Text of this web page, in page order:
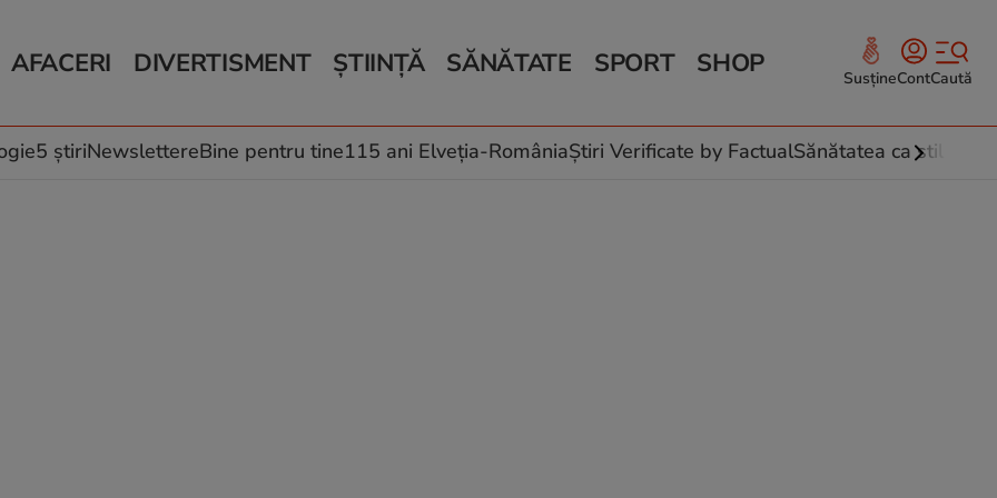
AFACERI
Auto
Locuri de muncă
DIVERTISMENT
Horoscop
Muzică și Filme
ȘTIINȚĂ
Schimbări climatice
SĂNĂTATE
Relații
Rețete culinare
SPORT SHOP SusțineContCaută
5 știriNewslettereBine pentru tine115 ani Elveția-RomâniaȘtiri Verificate by FactualSănătatea ca stil de